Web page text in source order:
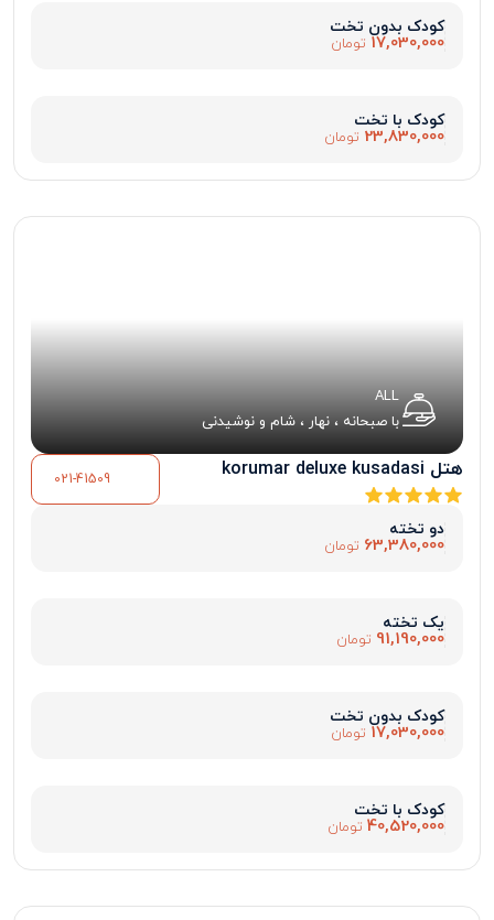
کودک بدون تخت
17,030,000 تومان
کودک با تخت
23,830,000 تومان
ALL
با صبحانه ، نهار ، شام و نوشیدنی
هتل korumar deluxe kusadasi 021-41509
دو تخته
63,380,000 تومان
یک تخته
91,190,000 تومان
کودک بدون تخت
17,030,000 تومان
کودک با تخت
40,520,000 تومان